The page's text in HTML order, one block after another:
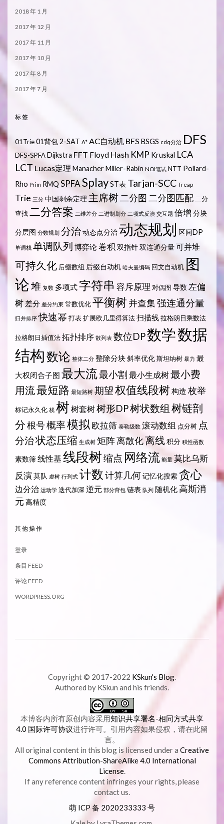
2018 年 1 月
2017 年 12 月
2017 年 11 月
2017 年 10 月
2017 年 8 月
2017 年 7 月
标签
01Trie01背包2-SAT A* AC自动机 BFS BSGS cdq分治 DFS
DFS-SPFADijkstra FFT Floyd Hash KMP Kruskal LCA
LCT Lucas定理 ManacherMiller-Rabin NOI笔试 NTT Pollard-
Rho Prim RMQ SPFASplayST表 Tarjan-SCC Treap
Trie 三分 中国剩余定理 主席树二分图 二分图匹配 二分
查找二分答案 二维差分 二进制划分 二项式反演 交互题 倍增 分块
分层图 分数规划 分治动态点分治动态规划 区间DP
单调栈 单调队列 博弈论卷积 双指针双连通分量可并堆
可持久化 后缀数组 后缀自动机 哈夫曼编码 回文自动机 图
论堆 复数 多项式字符串 容斥原理 对偶图 导数 左偏
树 差分 差分约束 常数优化平衡树并查集强连通分量
归并排序 快速幂 打表扩展欧几里得算法扫描线拉格朗日乘数法
拉格朗日插值法拓扑排序 散列表 数位DP数学数据
结构数论 整体二分 整除分块斜率优化斯坦纳树 暴力 最
大权闭合子图 最大流最小割 最小生成树最小费
用流最短路 最短路树 期望权值线段树构造 枚举
标记永久化 栈 树 树套树树形DP树状数组 树链剖
分根号概率模拟 欧拉筛 泰勒级数 滚动数组 点分树 点
分治状态压缩 生成树 矩阵离散化离线积分 积性函数
素数筛线性基 线段树缩点 网络流 能量 莫比乌斯
反演莫队 虚树 行列式 计数计算几何记忆化搜索贪心
边分治 运动学 迭代加深 逆元 部分背包 链表 队列 随机化高斯消
元 高精度
其他操作
登录
条目 FEED
评论 FEED
WORDPRESS.ORG
Copyright © 2017-2022 KSkun's Blog.
Authored by KSkun and his friends.
本博客内所有原创内容采用知识共享署名-相同方式共享
4.0 国际许可协议进行许可。引用内容如果侵权，请在此留
言。
All original content in this blog is licensed under a Creative
Commons Attribution-ShareAlike 4.0 International
License.
If any reference content infringes your rights, please
contact us.
萌 ICP 备 2020233333 号